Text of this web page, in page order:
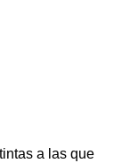
a las que